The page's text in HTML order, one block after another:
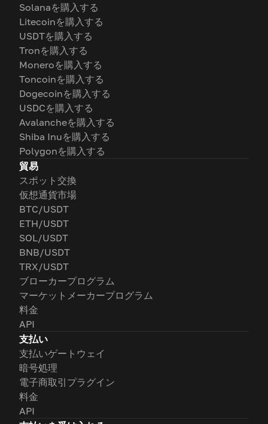
Solanaを購入する
Litecoinを購入する
USDTを購入する
Tronを購入する
Moneroを購入する
Toncoinを購入する
Dogecoinを購入する
USDCを購入する
Avalancheを購入する
Shiba Inuを購入する
Polygonを購入する
貿易
スポット交換
仮想通貨市場
BTC/USDT
ETH/USDT
SOL/USDT
BNB/USDT
TRX/USDT
ブローカープログラム
マーケットメーカープログラム
料金
API
支払い
支払いゲートウェイ
暗号処理
電子商取引プラグイン
料金
API